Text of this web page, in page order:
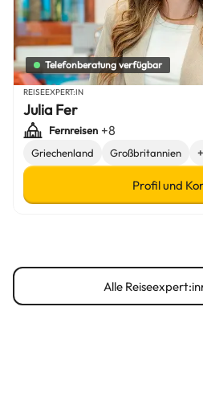
Telefonberatung verfügbar
REISEEXPERT:IN
Julia Fer
Fernreisen +8
Griechenland Großbritannien
Profil und
Alle